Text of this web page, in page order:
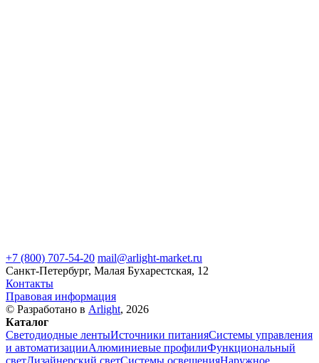
+7 (800) 707-54-20 mail@arlight-market.ru
Санкт-Петербург, Малая Бухарестская, 12
Контакты
Правовая информация
© Разработано в Arlight, 2026
Каталог
Светодиодные лентыИсточники питанияСистемы управления
и автоматизацииАлюминиевые профилиФункциональный
светДизайнерский светСистемы освещенияНаружное